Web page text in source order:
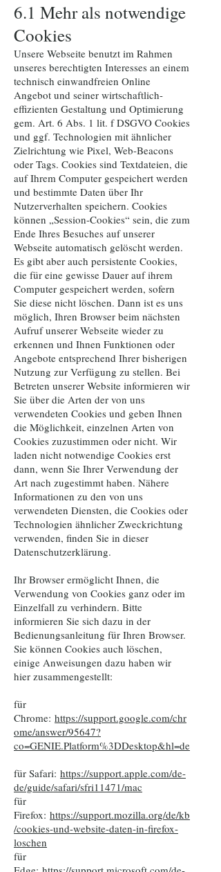
6.1 Mehr als notwendige
Cookies
Unsere Webseite benutzt im Rahmen
unseres berechtigten Interesses an einem
technisch einwandfreien Online
Angebot und seiner wirtschaftlich-
effizienten Gestaltung und Optimierung
gem. Art. 6 Abs. 1 lit. f DSGVO Cookies
und ggf. Technologien mit ähnlicher
Zielrichtung wie Pixel, Web-Beacons
oder Tags. Cookies sind Textdateien, die
auf Ihrem Computer gespeichert werden
und bestimmte Daten über Ihr
Nutzerverhalten speichern. Cookies
können „Session-Cookies“ sein, die zum
Ende Ihres Besuches auf unserer
Webseite automatisch gelöscht werden.
Es gibt aber auch persistente Cookies,
die für eine gewisse Dauer auf ihrem
Computer gespeichert werden, sofern
Sie diese nicht löschen. Dann ist es uns
möglich, Ihren Browser beim nächsten
Aufruf unserer Webseite wieder zu
erkennen und Ihnen Funktionen oder
Angebote entsprechend Ihrer bisherigen
Nutzung zur Verfügung zu stellen. Bei
Betreten unserer Website informieren wir
Sie über die Arten der von uns
verwendeten Cookies und geben Ihnen
die Möglichkeit, einzelnen Arten von
Cookies zuzustimmen oder nicht. Wir
laden nicht notwendige Cookies erst
dann, wenn Sie Ihrer Verwendung der
Art nach zugestimmt haben. Nähere
Informationen zu den von uns
verwendeten Diensten, die Cookies oder
Technologien ähnlicher Zweckrichtung
verwenden, finden Sie in dieser
Datenschutzerklärung.
Ihr Browser ermöglicht Ihnen, die
Verwendung von Cookies ganz oder im
Einzelfall zu verhindern. Bitte
informieren Sie sich dazu in der
Bedienungsanleitung für Ihren Browser.
Sie können Cookies auch löschen,
einige Anweisungen dazu haben wir
hier zusammengestellt:
für
Chrome: https://support.google.com/chr
ome/answer/95647?
co=GENIE.Platform%3DDesktop&hl=de
für Safari: https://support.apple.com/de-
de/guide/safari/sfri11471/mac
für
Firefox: https://support.mozilla.org/de/kb
/cookies-und-website-daten-in-firefox-
loschen
für